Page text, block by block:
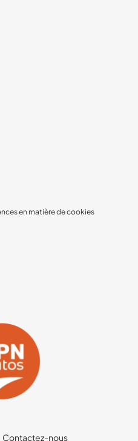
en matière de cookies
Contactez-nous